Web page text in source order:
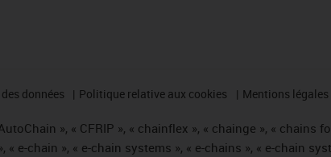
données Politique relative aux cookies Mentions légales
», « CFRIP », « chainflex », « chainge », « chains
« e-chain », « e-chain systems », « e-chains », « e-chain